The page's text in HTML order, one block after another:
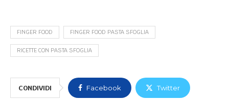
FINGER FOOD FINGER FOOD PASTA SFOGLIA
RICETTE CON PASTA SFOGLIA
CONDIVIDI Facebook Twitter